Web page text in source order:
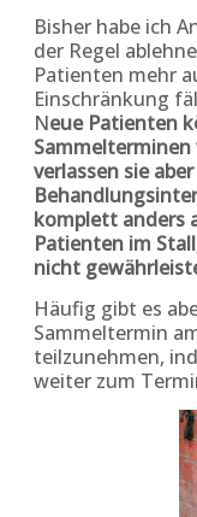
Bisher habe ich
der Regel
Patienten mehr
Einschränkung
Neue Patienten
verlassen sie
komplett anders
Patienten im
nicht
Häufig gibt es
Sammeltermin
teilzunehmen,
weiter zum